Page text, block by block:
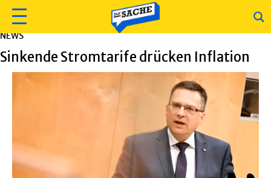
NEWS
Sinkende Stromtarife drücken Inflation